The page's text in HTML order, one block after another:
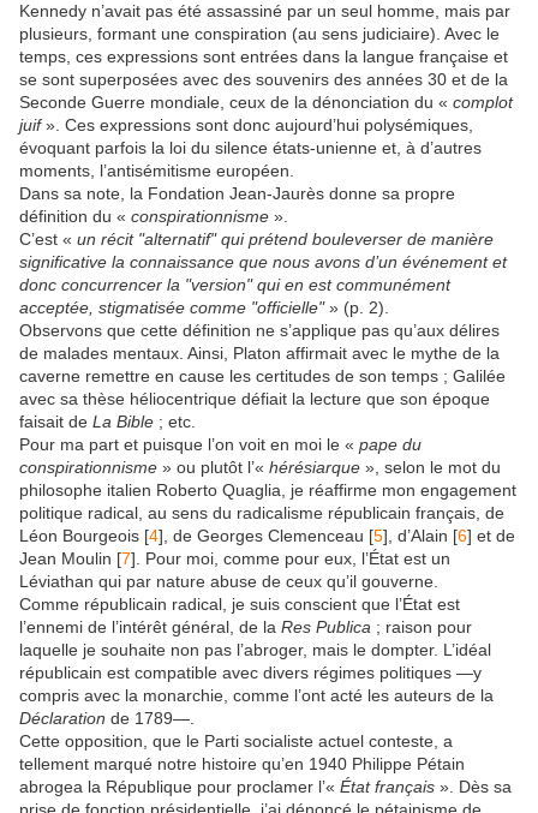
Kennedy n’avait pas été assassiné par un seul homme, mais par
plusieurs, formant une conspiration (au sens judiciaire). Avec le
temps, ces expressions sont entrées dans la langue française et
se sont superposées avec des souvenirs des années 30 et de la
Seconde Guerre mondiale, ceux de la dénonciation du « complot
juif». Ces expressions sont donc aujourd’hui polysémiques,
évoquant parfois la loi du silence états-unienne et, à d’autres
moments, l’antisémitisme européen.
Dans sa note, la Fondation Jean-Jaurès donne sa propre
définition du « conspirationnisme ».
C’est « un récit "alternatif" qui prétend bouleverser de manière
significative la connaissance que nous avons d’un événement et
donc concurrencer la "version" qui en est communément
acceptée, stigmatisée comme "officielle"» (p. 2).
Observons que cette définition ne s’applique pas qu’aux délires
de malades mentaux. Ainsi, Platon affirmait avec le mythe de la
caverne remettre en cause les certitudes de son temps ; Galilée
avec sa thèse héliocentrique défiait la lecture que son époque
faisait de La Bible ; etc.
Pour ma part et puisque l’on voit en moi le « pape du
conspirationnisme » ou plutôt l’« hérésiarque », selon le mot du
philosophe italien Roberto Quaglia, je réaffirme mon engagement
politique radical, au sens du radicalisme républicain français, de
Léon Bourgeois [4], de Georges Clemenceau [5], d’Alain [6] et de
Jean Moulin [7]. Pour moi, comme pour eux, l’État est un
Léviathan qui par nature abuse de ceux qu’il gouverne.
Comme républicain radical, je suis conscient que l’État est
l’ennemi de l’intérêt général, de la Res Publica ; raison pour
laquelle je souhaite non pas l’abroger, mais le dompter. L’idéal
républicain est compatible avec divers régimes politiques —y
compris avec la monarchie, comme l’ont acté les auteurs de la
Déclaration de 1789—.
Cette opposition, que le Parti socialiste actuel conteste, a
tellement marqué notre histoire qu’en 1940 Philippe Pétain
abrogea la République pour proclamer l’« État français ». Dès sa